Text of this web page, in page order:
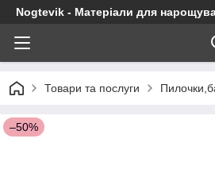
Nogtevik - Матеріали для
Товари та послуги
–50%